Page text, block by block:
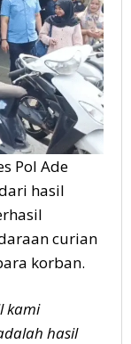
Pol Ade
hasil
curian
korban.
kami
hasil